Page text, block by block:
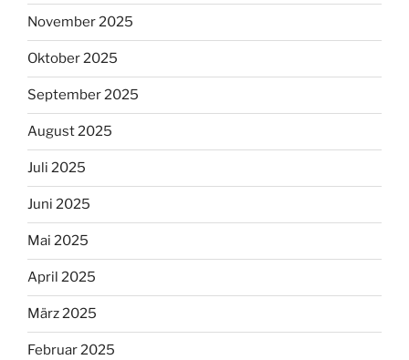
November 2025
Oktober 2025
September 2025
August 2025
Juli 2025
Juni 2025
Mai 2025
April 2025
März 2025
Februar 2025